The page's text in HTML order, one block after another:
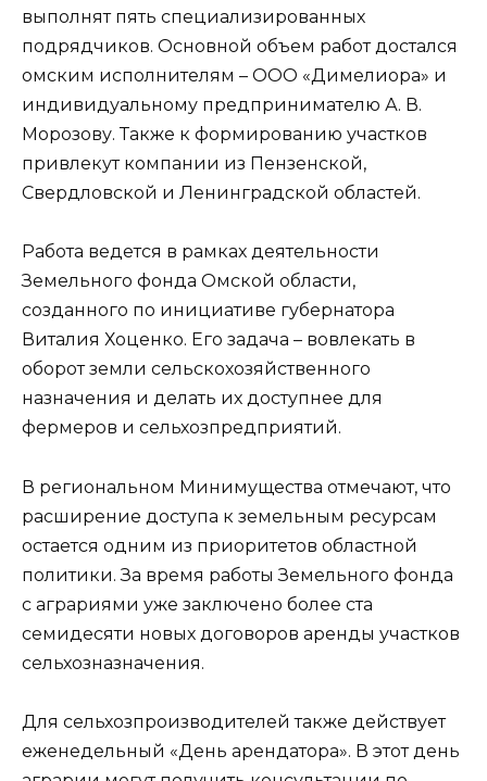
выполнят пять специализированных
подрядчиков. Основной объем работ достался
омским исполнителям – ООО «Димелиора» и
индивидуальному предпринимателю А. В.
Морозову. Также к формированию участков
привлекут компании из Пензенской,
Свердловской и Ленинградской областей.
Работа ведется в рамках деятельности
Земельного фонда Омской области,
созданного по инициативе губернатора
Виталия Хоценко. Его задача – вовлекать в
оборот земли сельскохозяйственного
назначения и делать их доступнее для
фермеров и сельхозпредприятий.
В региональном Минимущества отмечают, что
расширение доступа к земельным ресурсам
остается одним из приоритетов областной
политики. За время работы Земельного фонда
с аграриями уже заключено более ста
семидесяти новых договоров аренды участков
сельхозназначения.
Для сельхозпроизводителей также действует
еженедельный «День арендатора». В этот день